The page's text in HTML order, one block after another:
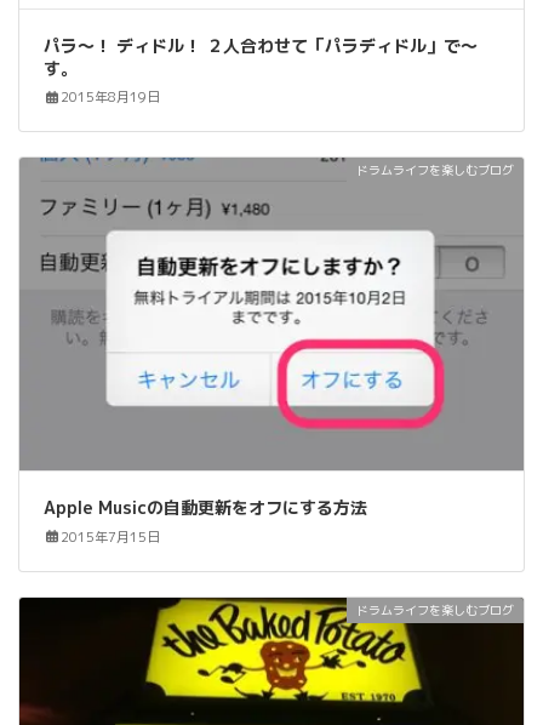
パラ〜！ ディドル！ ２人合わせて「パラディドル」で〜
す。
2015年8月19日
ドラムライフを楽しむブログ
Apple Musicの自動更新をオフにする方法
2015年7月15日
ドラムライフを楽しむブログ